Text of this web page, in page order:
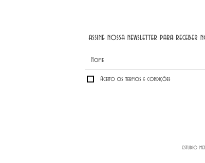
assine nossa newsletter para receber
Aceito os termos e condições
estudio